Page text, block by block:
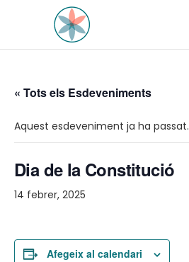
« Tots els Esdeveniments
Aquest esdeveniment ja ha passat.
Dia de la Constitució
14 febrer, 2025
Afegeix al calendari